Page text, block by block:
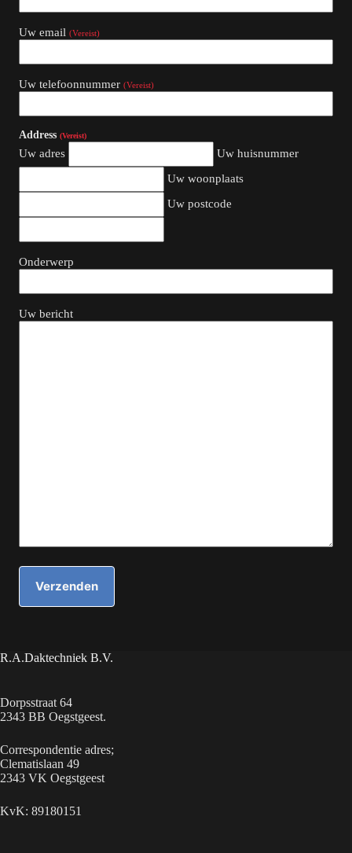
Uw email (Vereist)
Uw telefoonnummer (Vereist)
Address (Vereist)
Uw adres
Uw huisnummer
Uw woonplaats
Uw postcode
Onderwerp
Uw bericht
R.A.Daktechniek B.V.
Dorpsstraat 64
2343 BB Oegstgeest.
Correspondentie adres;
Clematislaan 49
2343 VK Oegstgeest
KvK: 89180151